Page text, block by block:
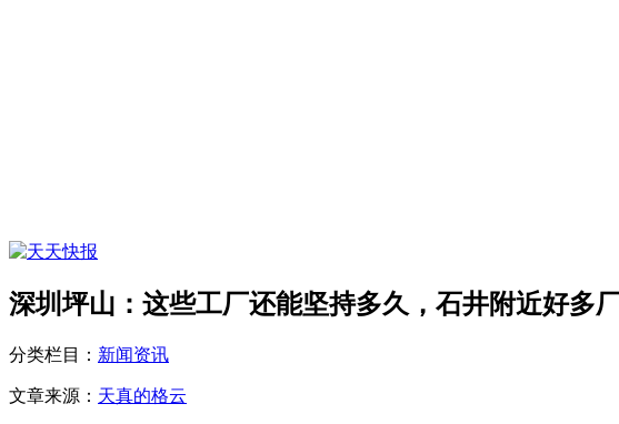
深圳坪山：这些工厂还能坚持多久，石井附近好多
分类栏目： 新闻资讯
文章来源： 天真的格云